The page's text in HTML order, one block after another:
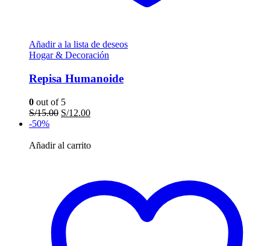
Añadir a la lista de deseos
Hogar & Decoración
Repisa Humanoide
0 out of 5
S/15.00 El
era:
S/12.00El
es:
-50%
Añadir al carrito